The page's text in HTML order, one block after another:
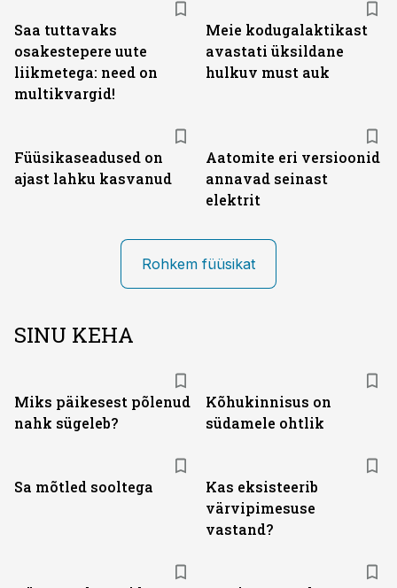
Saa tuttavaks
osakestepere uute
liikmetega: need on
multikvargid!
Meie kodugalaktikast
avastati üksildane
hulkuv must auk
Füüsikaseadused on
ajast lahku kasvanud
Aatomite eri versioonid
annavad seinast
elektrit
Rohkem füüsikat
SINU KEHA
Miks päikesest põlenud
nahk sügeleb?
Kõhukinnisus on
südamele ohtlik
Sa mõtled sooltega
Kas eksisteerib
värvipimesuse
vastand?